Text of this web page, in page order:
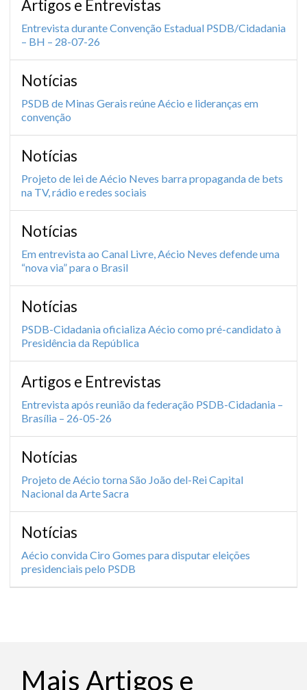
Artigos e Entrevistas
Entrevista durante Convenção Estadual PSDB/Cidadania
– BH – 28-07-26
Notícias
PSDB de Minas Gerais reúne Aécio e lideranças em
convenção
Notícias
Projeto de lei de Aécio Neves barra propaganda de bets
na TV, rádio e redes sociais
Notícias
Em entrevista ao Canal Livre, Aécio Neves defende uma
“nova via” para o Brasil
Notícias
PSDB-Cidadania oficializa Aécio como pré-candidato à
Presidência da República
Artigos e Entrevistas
Entrevista após reunião da federação PSDB-Cidadania –
Brasília – 26-05-26
Notícias
Projeto de Aécio torna São João del-Rei Capital
Nacional da Arte Sacra
Notícias
Aécio convida Ciro Gomes para disputar eleições
presidenciais pelo PSDB
Mais Artigos e